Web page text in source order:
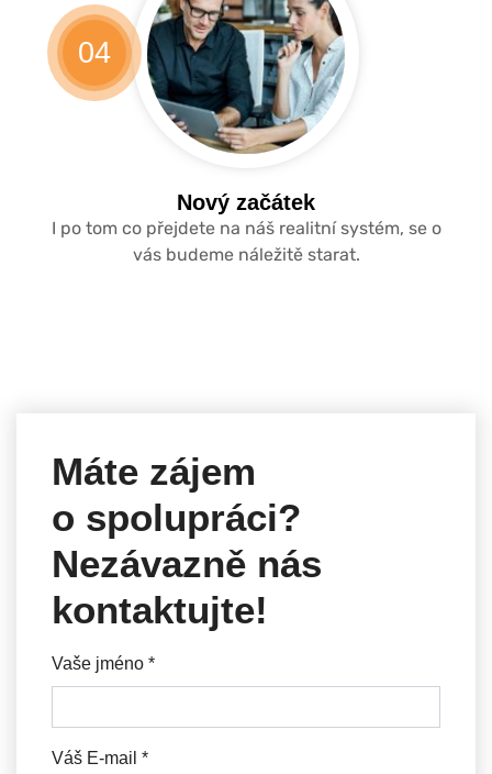
04
Nový začátek
I po tom co přejdete na náš realitní systém, se o
vás budeme náležitě starat.
Máte zájem
o spolupráci?
Nezávazně nás
kontaktujte!
Vaše jméno *
Váš E-mail *